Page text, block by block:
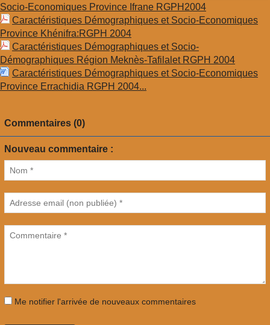
Socio-Economiques Province Ifrane RGPH2004
Caractéristiques Démographiques et Socio-Economiques
Province Khénifra:RGPH 2004
Caractéristiques Démographiques et Socio-
Démographiques Région Meknès-Tafilalet RGPH 2004
Caractéristiques Démographiques et Socio-Economiques
Province Errachidia RGPH 2004...
Commentaires (0)
Nouveau commentaire :
Me notifier l'arrivée de nouveaux commentaires